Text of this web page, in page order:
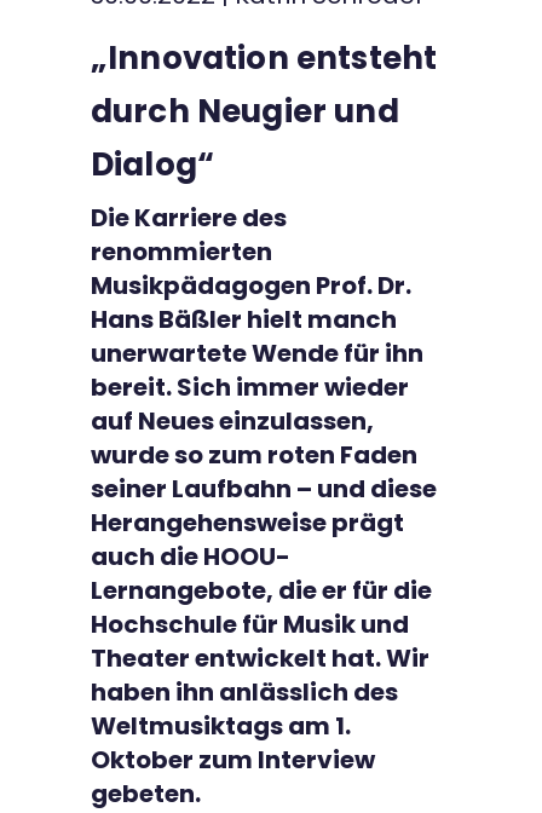
Über uns
Kontakt
„Innovation entsteht
durch Neugier und
Dialog“
Die Karriere des
renommierten
Musikpädagogen Prof. Dr.
Hans Bäßler hielt manch
unerwartete Wende für ihn
bereit. Sich immer wieder
auf Neues einzulassen,
wurde so zum roten Faden
seiner Laufbahn – und diese
Herangehensweise prägt
auch die HOOU-
Lernangebote, die er für die
Hochschule für Musik und
Theater entwickelt hat. Wir
haben ihn anlässlich des
Weltmusiktags am 1.
Oktober zum Interview
gebeten.